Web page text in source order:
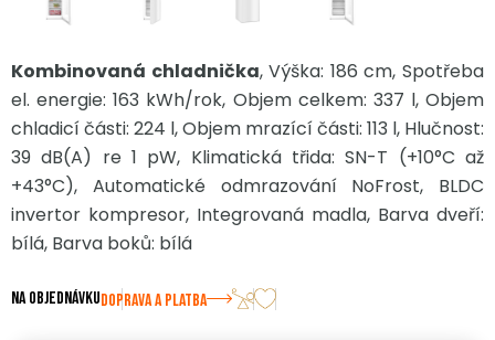
Kombinovaná chladnička, Výška: 186 cm, Spotřeba
el. energie: 163 kWh/rok, Objem celkem: 337 l, Objem
chladicí části: 224 l, Objem mrazící části: 113 l, Hlučnost:
39 dB(A) re 1 pW, Klimatická třida: SN-T (+10°C až
+43°C), Automatické odmrazování NoFrost, BLDC
invertor kompresor, Integrovaná madla, Barva dveří:
bílá, Barva boků: bílá
Na objednávkuDOPRAVA A PLATBA